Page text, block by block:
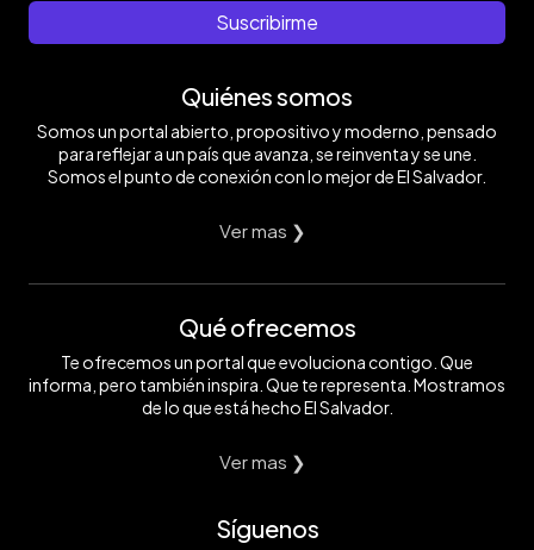
Suscribirme
Quiénes somos
Somos un portal abierto, propositivo y moderno, pensado
para reflejar a un país que avanza, se reinventa y se une.
Somos el punto de conexión con lo mejor de El Salvador.
Ver mas ❯
Qué ofrecemos
Te ofrecemos un portal que evoluciona contigo. Que
informa, pero también inspira. Que te representa. Mostramos
de lo que está hecho El Salvador.
Ver mas ❯
Síguenos